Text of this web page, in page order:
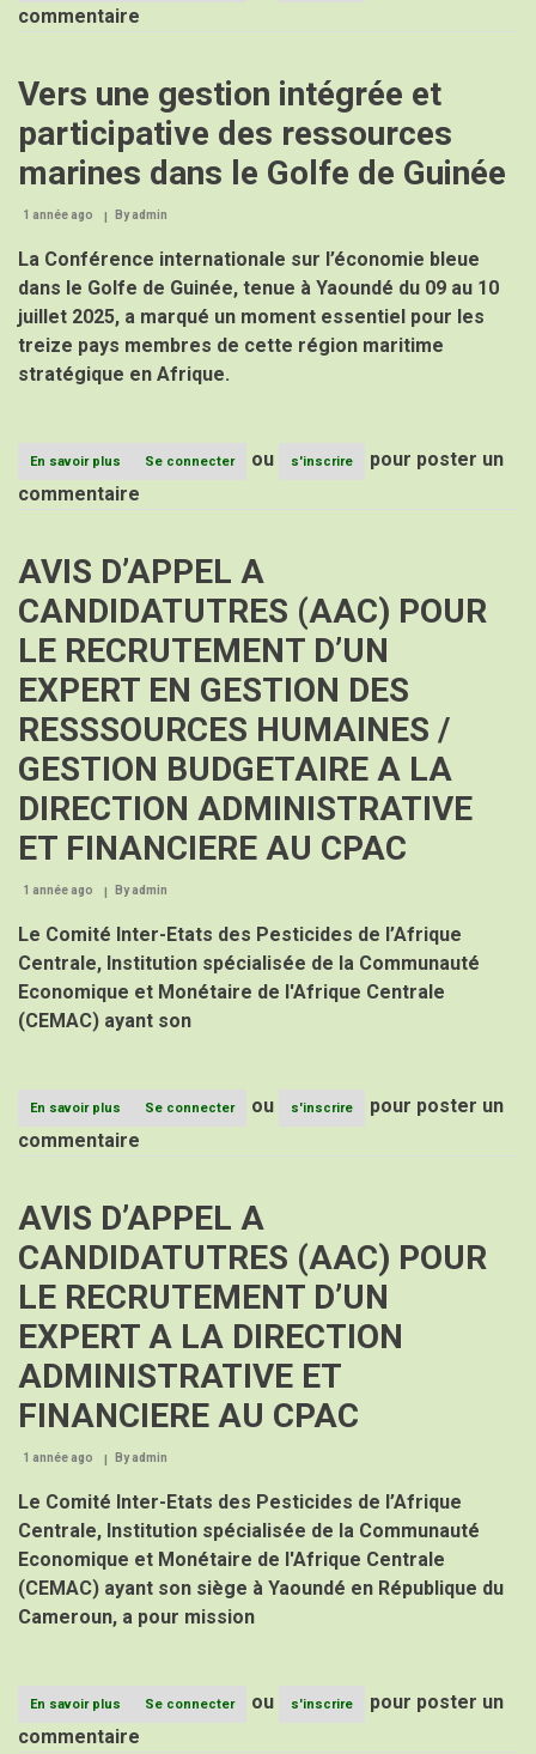
Le
Directeur
CPAC
à
la
40e
Assemblée
Générale
de
:
une
remarquée
pour
renforcer
commentaire
Vers une gestion intégrée et
participative des ressources
marines dans le Golfe de Guinée
1 année ago Byadmin
La Conférence internationale sur l’économie bleue
dans le Golfe de Guinée, tenue à Yaoundé du 09 au 10
juillet 2025, a marqué un moment essentiel pour les
treize pays membres de cette région maritime
stratégique en Afrique.
En savoir plus
Vers
une
et
participative
des
ressources
marines
dans
le
Golfe
de
Guinée
Se connecter ou s'inscrire
pour poster un
commentaire
AVIS D’APPEL A
CANDIDATUTRES (AAC) POUR
LE RECRUTEMENT D’UN
EXPERT EN GESTION DES
RESSSOURCES HUMAINES /
GESTION BUDGETAIRE A LA
DIRECTION ADMINISTRATIVE
ET FINANCIERE AU CPAC
1 année ago Byadmin
Le Comité Inter-Etats des Pesticides de l’Afrique
Centrale, Institution spécialisée de la Communauté
Economique et Monétaire de l'Afrique Centrale
(CEMAC) ayant son
En savoir plus
AVIS
D’APPEL
(AAC)
POUR
LE
RECRUTEMENT
D’UN
EXPERT
EN
GESTION
DES
RESSSOURCES
HUMAINES
GESTION
DIRECTION
ADMINISTRATIVE
FINANCIERE
AU
Se connecter ou s'inscrire
pour poster un
commentaire
AVIS D’APPEL A
CANDIDATUTRES (AAC) POUR
LE RECRUTEMENT D’UN
EXPERT A LA DIRECTION
ADMINISTRATIVE ET
FINANCIERE AU CPAC
1 année ago Byadmin
Le Comité Inter-Etats des Pesticides de l’Afrique
Centrale, Institution spécialisée de la Communauté
Economique et Monétaire de l'Afrique Centrale
(CEMAC) ayant son siège à Yaoundé en République du
Cameroun, a pour mission
En savoir plus
AVIS
D’APPEL
Se connecter ou s'inscrire
pour poster un
commentaire